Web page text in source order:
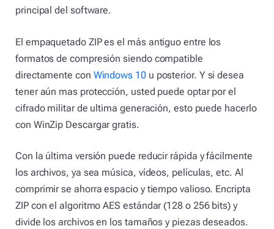
principal del software.
El empaquetado ZIP es el más antiguo entre los
formatos de compresión siendo compatible
directamente con Windows 10u posterior. Y si desea
tener aún mas protección, usted puede optar por el
cifrado militar de ultima generación, esto puede hacerlo
con WinZip Descargar gratis.
Con la última versión puede reducir rápida y fácilmente
los archivos, ya sea música, vídeos, películas, etc. Al
comprimir se ahorra espacio y tiempo valioso. Encripta
ZIP con el algoritmo AES estándar (128 o 256 bits) y
divide los archivos en los tamaños y piezas deseados.